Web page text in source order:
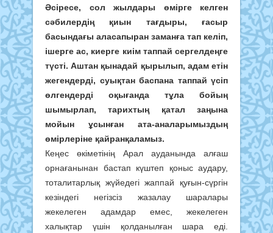
Әсіресе, сол жылдары өмірге келген
сәбилердің қиын тағдыры, ғасыр
басындағы аласапыран заманға тап келіп,
ішерге ас, киерге киім таппай сергелдеңге
түсті. Аштан қынадай қырылып, адам етін
жегендерді, суықтан баспана таппай үсіп
өлгендерді оқығанда тұла бойың
шымырлап, тарихтың қатал заңына
мойын ұсынған ата-аналарымыздың
өмірлеріне қайранқаламыз.
Кеңес өкіметінің Арал ауданында алғаш
орнағанынан бастап күштеп қоныс аудару,
тоталитарлық жүйедегі жаппай қуғын-сүргін
кезіндегі негізсіз жазалау шаралары
жекелеген адамдар емес, жекелеген
халықтар үшін қолданылған шара еді.